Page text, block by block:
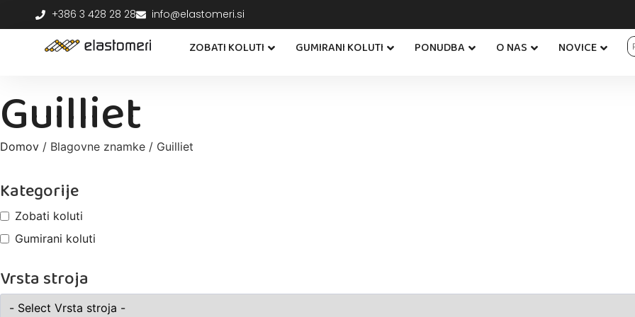
+386 3 428 28 28 info@elastomeri.si
ZOBATI KOLUTI GUMIRANI KOLUTI PONUDBA O NAS NOVICE
Guilliet
Domov / Blagovne znamke / Guilliet
Kategorije
Zobati koluti
Gumirani koluti
Vrsta stroja